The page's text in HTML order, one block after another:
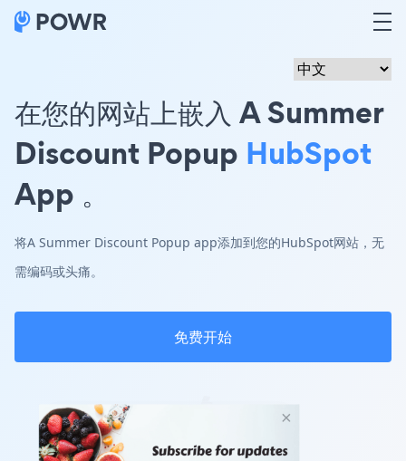
在您的网站上嵌入 A Summer
Discount Popup HubSpot
App 。
将A Summer Discount Popup app添加到您的HubSpot网站，无
需编码或头痛。
免费开始